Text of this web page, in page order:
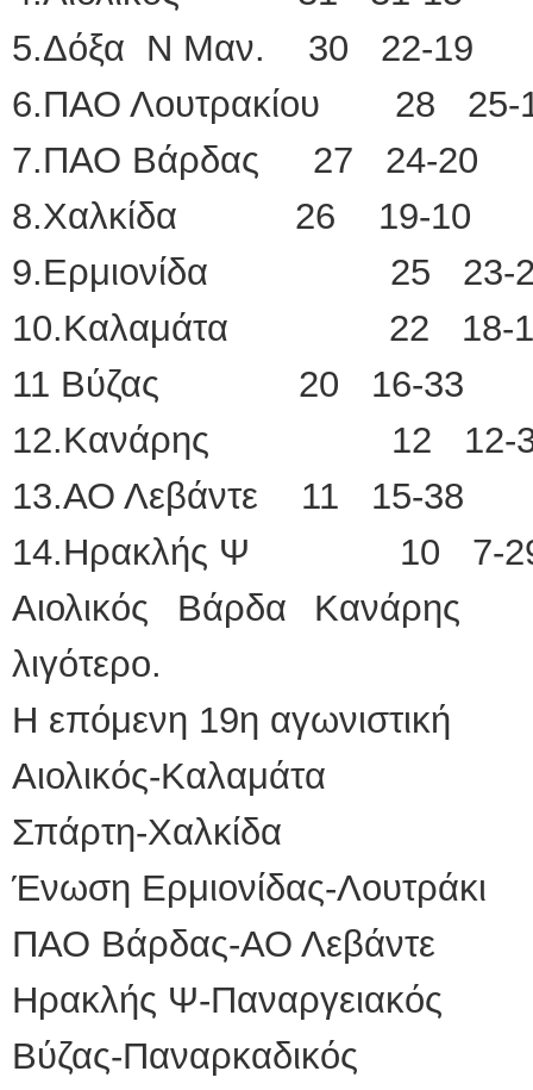
5.Δόξα Ν Μαν. 30 22-19
6.ΠΑΟ Λουτρακίου 28 25-
7.ΠΑΟ Βάρδας 27 24-20
8.Χαλκίδα 26 19-10
9.Ερμιονίδα 25 23-
10.Καλαμάτα 22 18-
11 Βύζας 20 16-33
12.Κανάρης 12 12-
13.ΑΟ Λεβάντε 11 15-38
14.Ηρακλής Ψ 10 7-
Αιολικός Βάρδα Κανάρης
λιγότερο.
Η επόμενη 19η αγωνιστική
Αιολικός-Καλαμάτα
Σπάρτη-Χαλκίδα
Ένωση Ερμιονίδας-Λουτράκι
ΠΑΟ Βάρδας-ΑΟ Λεβάντε
Ηρακλής Ψ-Παναργειακός
Βύζας-Παναρκαδικός